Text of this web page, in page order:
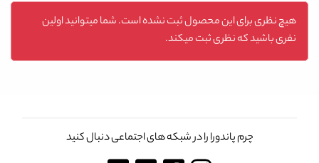
هیچ نظری برای این محصول ثبت نشده است. شما میتوانید اولین
نفری باشید که نظری ثبت میکند.
چرم پاندورا را در شبکه های اجتماعی دنبال کنید